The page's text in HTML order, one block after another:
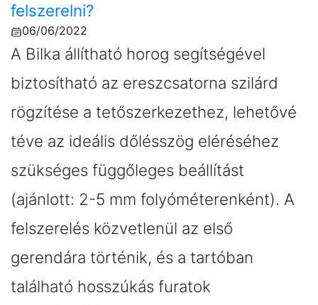
felszerelni?
06/06/2022
A Bilka állítható horog segítségével
biztosítható az ereszcsatorna szilárd
rögzítése a tetőszerkezethez, lehetővé
téve az ideális dőlésszög eléréséhez
szükséges függőleges beállítást
(ajánlott: 2-5 mm folyóméterenként). A
felszerelés közvetlenül az első
gerendára történik, és a tartóban
található hosszúkás furatok